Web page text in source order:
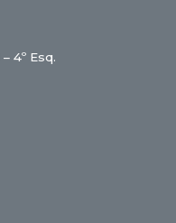
4º Esq.